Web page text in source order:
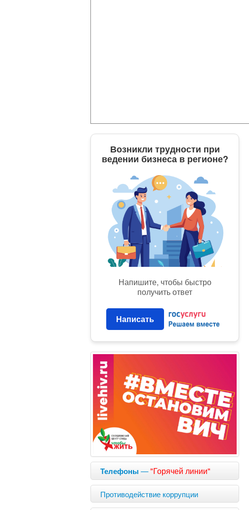
Возникли трудности при
ведении бизнеса в регионе?
Напишите, чтобы быстро
получить ответ
Написать
Телефоны —"Горячей линии"
Противодействие коррупции